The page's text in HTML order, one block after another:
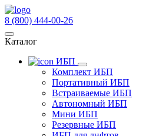
8 (800) 444-00-26
Каталог
ИБП
Комплект ИБП
Портативный ИБП
Встраиваемые ИБП
Автономный ИБП
Мини ИБП
Резервные ИБП